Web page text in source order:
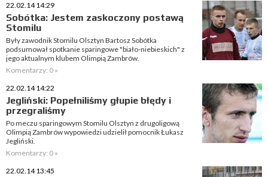
22.02.14 14:29
Sobótka: Jestem zaskoczony postawą
Stomilu
Były zawodnik Stomilu Olsztyn Bartosz Sobótka
podsumował spotkanie sparingowe "biało-niebieskich" z
jego aktualnym klubem Olimpią Zambrów.
Komentarzy: 0 »
22.02.14 14:22
Jegliński: Popełniliśmy głupie błędy i
przegraliśmy
Po meczu sparingowym Stomilu Olsztyn z drugoligową
Olimpią Zambrów wypowiedzi udzielił pomocnik Łukasz
Jegliński.
Komentarzy: 0 »
22.02.14 13:45